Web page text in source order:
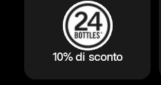
10% di sconto